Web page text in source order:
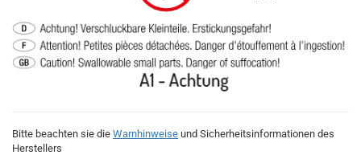
Bitte beachten sie die Warnhinweise und Sicherheitsinformationen des
Herstellers